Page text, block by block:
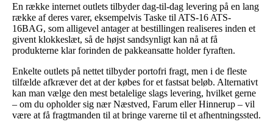
En række internet outlets tilbyder dag-til-dag levering på en lang
række af deres varer, eksempelvis Taske til ATS-16 ATS-
16BAG, som alligevel antager at bestillingen realiseres inden et
givent klokkeslæt, så de højst sandsynligt kan nå at få
produkterne klar forinden de pakkeansatte holder fyraften.
Enkelte outlets på nettet tilbyder portofri fragt, men i de fleste
tilfælde afkræver det at der købes for et fastsat beløb. Alternativt
kan man vælge den mest betalelige slags levering, hvilket gerne
– om du opholder sig nær Næstved, Farum eller Hinnerup – vil
være at få fragtmanden til at bringe varerne til et afhentningssted.